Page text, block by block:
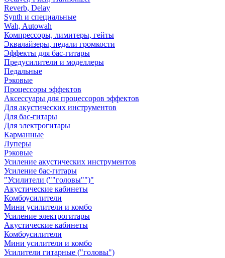
Reverb, Delay
Synth и специальные
Wah, Autowah
Компрессоры, лимитеры, гейты
Эквалайзеры, педали громкости
Эффекты для бас-гитары
Предусилители и моделлеры
Педальные
Рэковые
Процессоры эффектов
Аксессуары для процессоров эффектов
Для акустических инструментов
Для бас-гитары
Для электрогитары
Карманные
Луперы
Рэковые
Усиление акустических инструментов
Усиление бас-гитары
"Усилители (""головы"")"
Акустические кабинеты
Комбоусилители
Мини усилители и комбо
Усиление электрогитары
Акустические кабинеты
Комбоусилители
Мини усилители и комбо
Усилители гитарные ("головы")